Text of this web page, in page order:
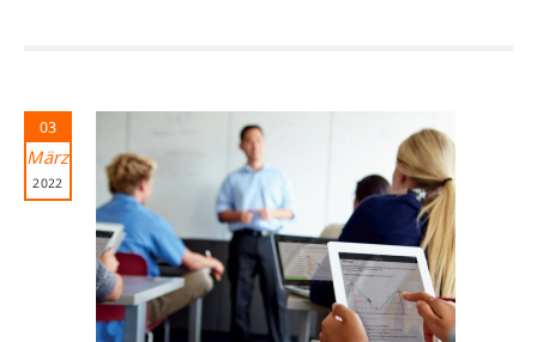
03
März
2022